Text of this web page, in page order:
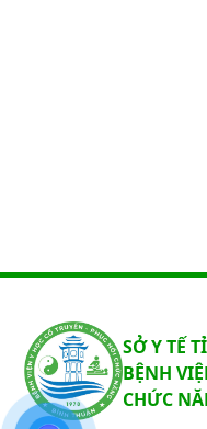
SỞ Y TẾ
BỆNH
CHỨC